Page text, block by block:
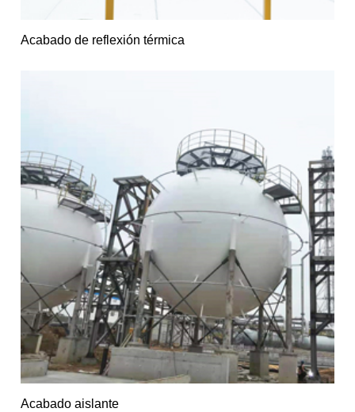
Acabado de reflexión térmica
Acabado aislante